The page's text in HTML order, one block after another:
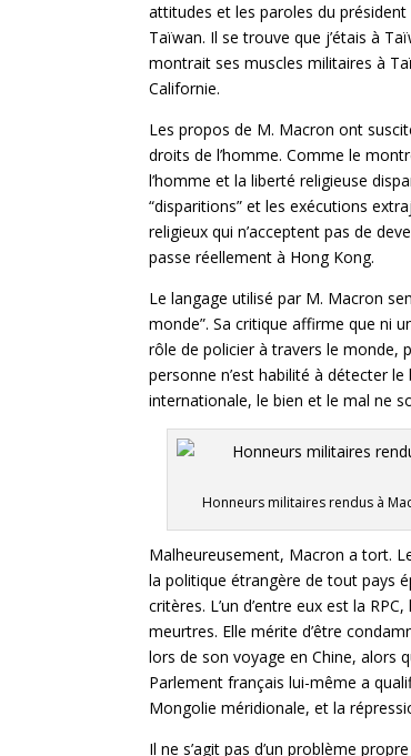
attitudes et les paroles du
Taïwan. Il se trouve que j’étais à
montrait ses muscles militaires à
Californie.
Les propos de M. Macron ont
droits de l’homme. Comme le
l’homme et la liberté religieuse
“disparitions” et les exécutions
religieux qui n’acceptent pas de
passe réellement à Hong Kong.
Le langage utilisé par M. Macron
monde”. Sa critique affirme que ni
rôle de policier à travers le monde,
personne n’est habilité à détecter
internationale, le bien et le mal ne
Honneurs militaires rendus à
Malheureusement, Macron a tort.
la politique étrangère de tout pays
critères. L’un d’entre eux est la
meurtres. Elle mérite d’être
lors de son voyage en Chine, alors
Parlement français lui-même a
Mongolie méridionale, et la
Il ne s’agit pas d’un problème